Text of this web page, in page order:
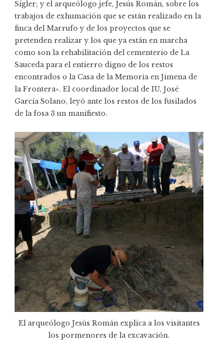
Sígler; y el arqueólogo jefe, Jesús Román, sobre los
trabajos de exhumación que se están realizado en la
finca del Marrufo y de los proyectos que se
pretenden realizar y los que ya están en marcha
como son la rehabilitación del cementerio de La
Sauceda para el entierro digno de los restos
encontrados o la Casa de la Memoria en Jimena de
la Frontera». El coordinador local de IU, José
García Solano, leyó ante los restos de los fusilados
de la fosa 3 un manifiesto.
El arqueólogo Jesús Román explica a los visitantes
los pormenores de la excavación.